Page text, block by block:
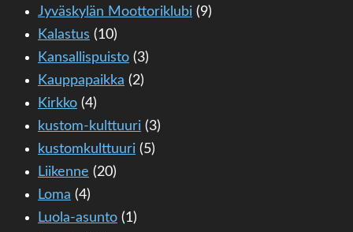
Jyväskylän Moottoriklubi (9)
Kalastus (10)
Kansallispuisto (3)
Kauppapaikka (2)
Kirkko (4)
kustom-kulttuuri (3)
kustomkulttuuri (5)
Liikenne (20)
Loma (4)
Luola-asunto (1)